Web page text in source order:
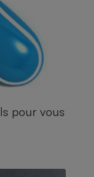
pour vous